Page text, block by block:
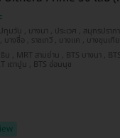
พระโขนง , บางซื่อ , ราชเทวี , บางแค , บางขุ
ปุณณวิถี , BTS สนามกีฬาแห่ง
ชาติ , MRT เตาปูน , BTS อ่อนนุช